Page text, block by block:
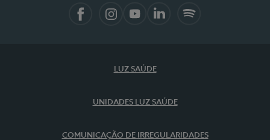
LUZ SAÚDE
UNIDADES LUZ SAÚDE
COMUNICAÇÃO DE IRREGULARIDADES